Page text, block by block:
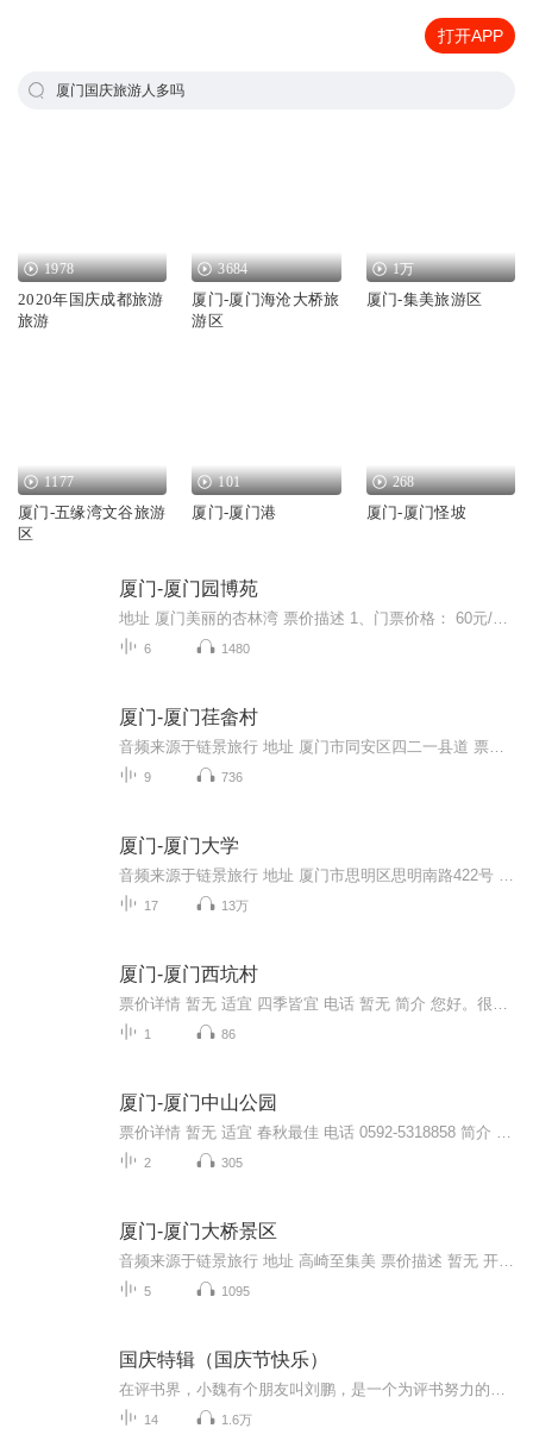
打开APP
厦门国庆旅游人多吗
1978
2020年国庆成都旅游
旅游
3684
厦门-厦门海沧大桥旅
游区
1万
厦门-集美旅游区
1177
厦门-五缘湾文谷旅游
区
101
厦门-厦门港
268
厦门-厦门怪坡
厦门-厦门园博苑
6 1480
厦门-厦门荏畲村
9 736
厦门-厦门大学
17 13万
厦门-厦门西坑村
1 86
厦门-厦门中山公园
2 305
厦门-厦门大桥景区
5 1095
国庆特辑（国庆节快乐）
14 1.6万